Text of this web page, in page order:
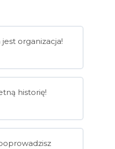
jest organizacja!
historię!